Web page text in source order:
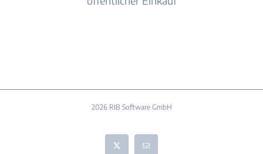
2026 RIB Software GmbH
X
E-